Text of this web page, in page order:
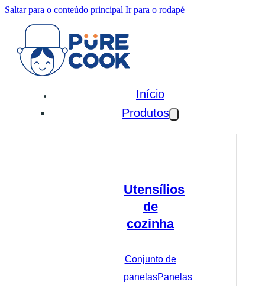
Saltar para o conteúdo principal Ir para o rodapé
Início
Produtos
Utensílios
de
cozinha
Conjunto de
panelasPanelas